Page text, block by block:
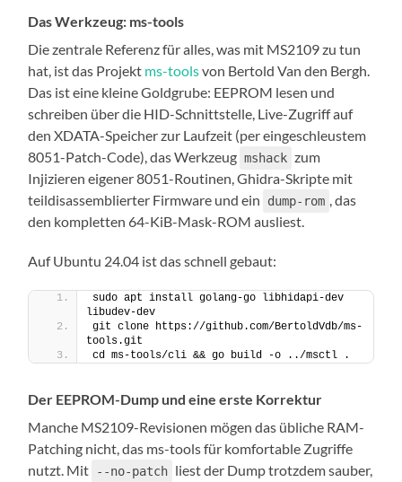
Das Werkzeug: ms-tools
Die zentrale Referenz für alles, was mit MS2109 zu tun
hat, ist das Projekt ms-toolsvon Bertold Van den Bergh.
Das ist eine kleine Goldgrube: EEPROM lesen und
schreiben über die HID-Schnittstelle, Live-Zugriff auf
den XDATA-Speicher zur Laufzeit (per eingeschleustem
8051-Patch-Code), das Werkzeug mshack zum
Injizieren eigener 8051-Routinen, Ghidra-Skripte mit
teildisassemblierter Firmware und ein
dump-rom , das
den kompletten 64-KiB-Mask-ROM ausliest.
Auf Ubuntu 24.04 ist das schnell gebaut:
sudo apt install golang-go libhidapi-dev
libudev-dev
git clone https://github.com/BertoldVdb/ms-
tools.git
cd ms-tools/cli && go build -o ../msctl .
Der EEPROM-Dump und eine erste Korrektur
Manche MS2109-Revisionen mögen das übliche RAM-
Patching nicht, das ms-tools für komfortable Zugriffe
nutzt. Mit
--no-patch liest der Dump trotzdem sauber,